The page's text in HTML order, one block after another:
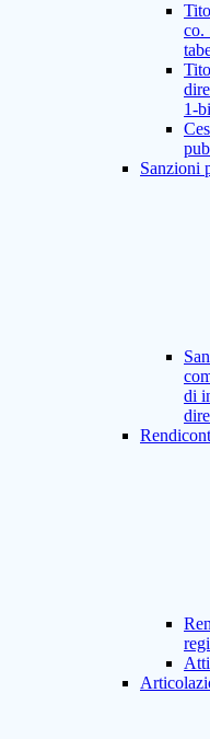
co.
1-
Sanzioni
di